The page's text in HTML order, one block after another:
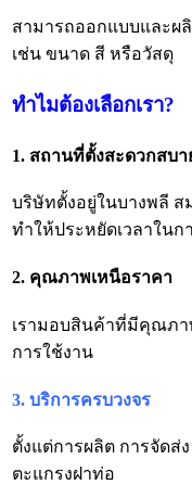
สามารถออกแบบและผ
เช่น ขนาด สี หรือวัสดุ
ทำไมต้องเลือกเรา?
1. สถานที่ตั้งสะดวกสบา
บริษัทตั้งอยู่ในบางพลี ส
ทำให้ประหยัดเวลาในก
2. คุณภาพเหนือราคา
เรามอบสินค้าที่มีคุณภ
การใช้งาน
3. บริการครบวงจร
ตั้งแต่การผลิต การจัดส่
ตะแกรงฝาท่อ